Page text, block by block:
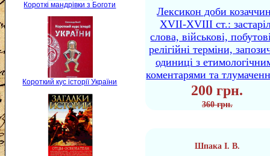
Короткі мандрівки з Боготи
Короткий кус історії України
Лексикон доби
XVII-XVIII ст.:
слова, військові,
релігійні терміни,
одиниці з
коментарями та
200 грн.
360 грн.
Шпака І. В.